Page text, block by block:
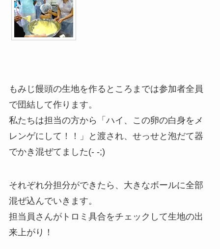
もみじ饅頭の生地を作るところまでは参加者全員
で団結して作ります。
私たちは担当の方から「ハイ、この卵の白身をメ
レンゲにして！！」と渡され、せっせと泡だて器
でかき混ぜてました(- -;)
それぞれ分担分ができたら、大きなボールに全部
混ぜ込んでいきます。
担当員さんがトロミ具合をチェックして生地の出
来上がり！